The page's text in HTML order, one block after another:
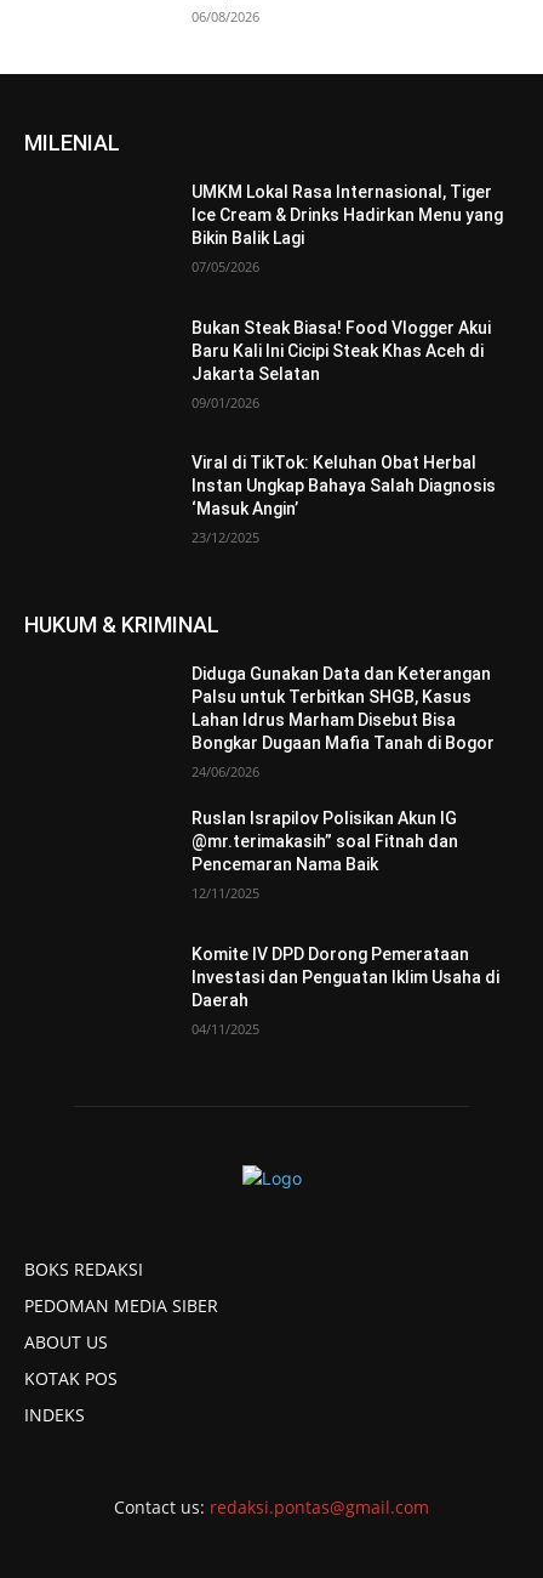
06/08/2026
MILENIAL
UMKM Lokal Rasa Internasional, Tiger
Ice Cream & Drinks Hadirkan Menu yang
Bikin Balik Lagi
07/05/2026
Bukan Steak Biasa! Food Vlogger Akui
Baru Kali Ini Cicipi Steak Khas Aceh di
Jakarta Selatan
09/01/2026
Viral di TikTok: Keluhan Obat Herbal
Instan Ungkap Bahaya Salah Diagnosis
‘Masuk Angin’
23/12/2025
HUKUM & KRIMINAL
Diduga Gunakan Data dan Keterangan
Palsu untuk Terbitkan SHGB, Kasus
Lahan Idrus Marham Disebut Bisa
Bongkar Dugaan Mafia Tanah di Bogor
24/06/2026
Ruslan Israpilov Polisikan Akun IG
@mr.terimakasih” soal Fitnah dan
Pencemaran Nama Baik
12/11/2025
Komite IV DPD Dorong Pemerataan
Investasi dan Penguatan Iklim Usaha di
Daerah
04/11/2025
BOKS REDAKSI
PEDOMAN MEDIA SIBER
ABOUT US
KOTAK POS
INDEKS
Contact us: redaksi.pontas@gmail.com